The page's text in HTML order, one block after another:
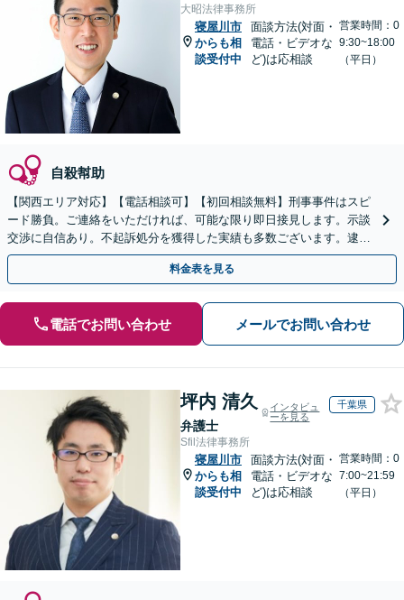
大昭法律事務所
寝屋川市
からも相
談受付中
面談方法(対面・
電話・ビデオな
ど)は応相談
営業時間：0
9:30~18:00
（平日）
自殺幇助
【関西エリア対応】【電話相談可】【初回相談無料】刑事事件はスピ
ード勝負。ご連絡をいただければ、可能な限り即日接見します。示談
交渉に自信あり。不起訴処分を獲得した実績も多数ございます。逮捕
前のご相談も可能です【夜間・休日面談】【完全個室】
料金表を見る
電話でお問い合わせ メールでお問い合わせ
坪内 清久
弁護士
インタビュ
ーを見る
千葉県
Sfil法律事務所
寝屋川市
からも相
談受付中
面談方法(対面・
電話・ビデオな
ど)は応相談
営業時間：0
7:00~21:59
（平日）